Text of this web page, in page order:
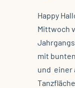
Happy
Mittwoch
mit
und einer
Tanzfläche.